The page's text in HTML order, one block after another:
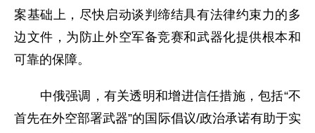
案基础上，尽快启动谈判缔结具有法律约束力的多
边文件，为防止外空军备竞赛和武器化提供根本和
可靠的保障。
中俄强调，有关透明和增进信任措施，包括“不
首先在外空部署武器”的国际倡议/政治承诺有助于实